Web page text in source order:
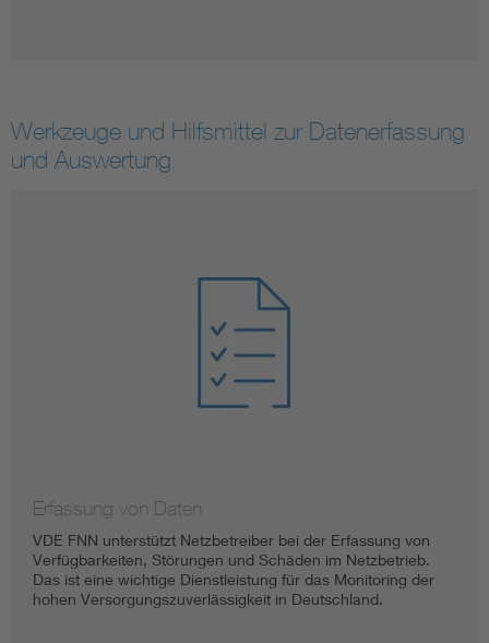
Werkzeuge und Hilfsmittel zur Datenerfassung
und Auswertung
Erfassung von Daten
VDE FNN unterstützt Netzbetreiber bei der Erfassung von
Verfügbarkeiten, Störungen und Schäden im Netzbetrieb.
Das ist eine wichtige Dienstleistung für das Monitoring der
hohen Versorgungszuverlässigkeit in Deutschland.